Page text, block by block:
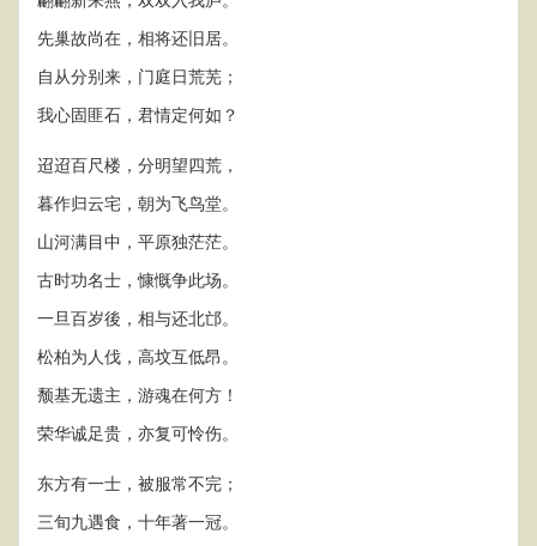
先巢故尚在，相将还旧居。
自从分别来，门庭日荒芜；
我心固匪石，君情定何如？
迢迢百尺楼，分明望四荒，
暮作归云宅，朝为飞鸟堂。
山河满目中，平原独茫茫。
古时功名士，慷慨争此场。
一旦百岁後，相与还北邙。
松柏为人伐，高坟互低昂。
颓基无遗主，游魂在何方！
荣华诚足贵，亦复可怜伤。
东方有一士，被服常不完；
三旬九遇食，十年著一冠。